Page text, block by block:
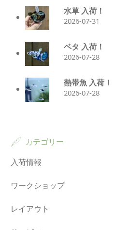
水草 入荷！
2026-07-31
ベタ 入荷！
2026-07-28
熱帯魚 入荷！
2026-07-28
カテゴリー
入荷情報
ワークショップ
レイアウト